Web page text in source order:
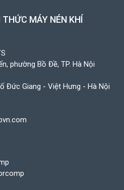
MÁY NÉN KHÍ
phường Bồ Đề, TP. Hà Nội
Đức Giang - Việt Hưng - Hà Nội